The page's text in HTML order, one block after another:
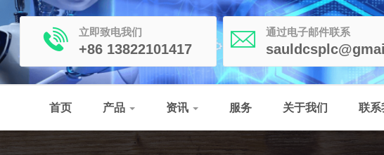
立即致电我们
+86 13822101417
通过电子邮件联系
首页 产品 资讯 服务 关于我们 联系